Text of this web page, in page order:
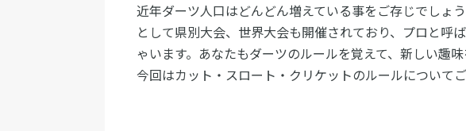
近年ダーツ人口はどんどん増えている事をご存じでしょ
として県別大会、世界大会も開催されており、プロと呼
ゃいます。あなたもダーツのルールを覚えて、新しい趣
今回はカット・スロート・クリケットのルールについてご